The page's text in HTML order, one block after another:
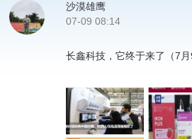
沙漠雄鹰
07-09 08:14
长鑫科技，它终于来了（7